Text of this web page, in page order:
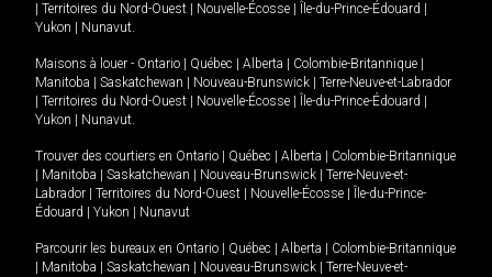
Territoires du Nord-Ouest Nouvelle-Écosse Île-du-Prince-Édouard
Yukon
Nunavut.
Maisons à louer - Ontario Québec Alberta Colombie-Britannique
Manitoba
Saskatchewan Nouveau-Brunswick
Terre-Neuve-et-Labrador
Territoires du Nord-Ouest Nouvelle-Écosse Île-du-Prince-Édouard
Yukon
Nunavut.
Trouver des courtiers en Ontario Québec Alberta
Colombie-Britannique
Manitoba Saskatchewan Nouveau-Brunswick
Terre-Neuve-et-
Labrador
Territoires du Nord-Ouest Nouvelle-Écosse
Île-du-Prince-
Édouard
Yukon Nunavut
Parcourir les bureaux en Ontario Québec Alberta
Colombie-Britannique
Manitoba Saskatchewan Nouveau-Brunswick
Terre-Neuve-et-